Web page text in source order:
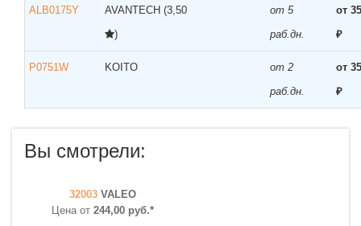
ALB0175Y AVANTECH (3,50
)
от 5
раб.дн.
от
₽
P0751W KOITO
от 2
раб.дн.
от
₽
Вы смотрели:
32003 VALEO
Цена от 244,00 руб.*